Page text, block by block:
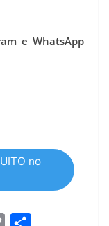
e WhatsApp
no